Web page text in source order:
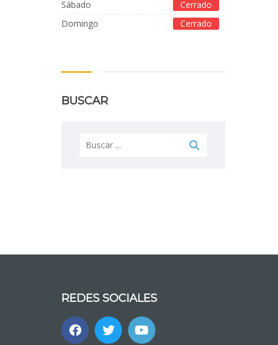
Sábado
Cerrado
Domingo
Cerrado
BUSCAR
Buscar:
REDES SOCIALES